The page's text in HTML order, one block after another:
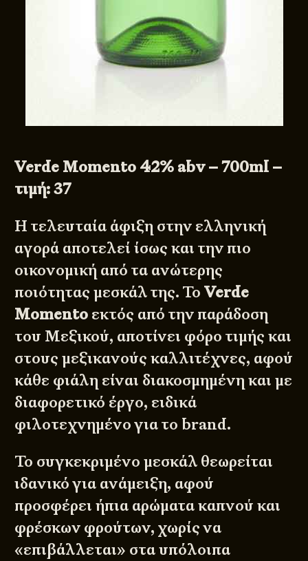
Verde Momento 42% abv – 700ml –
τιμή: 37
Η τελευταία άφιξη στην ελληνική
αγορά αποτελεί ίσως και την πιο
οικονομική από τα ανώτερης
ποιότητας μεσκάλ της. ΤοVerde
Momento εκτός από την παράδοση
του Μεξικού, αποτίνει φόρο τιμής και
στους μεξικανούς καλλιτέχνες, αφού
κάθε φιάλη είναι διακοσμημένη και με
διαφορετικό έργο, ειδικά
φιλοτεχνημένο για το brand.
Το συγκεκριμένο μεσκάλ θεωρείται
ιδανικό για ανάμειξη, αφού
προσφέρει ήπια αρώματα καπνού και
φρέσκων φρούτων, χωρίς να
«επιβάλλεται» στα υπόλοιπα